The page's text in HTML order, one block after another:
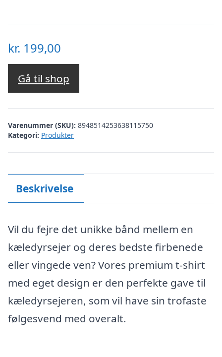
kr. 199,00
Gå til shop
Varenummer (SKU): 8948514253638115750
Kategori: Produkter
Beskrivelse
Vil du fejre det unikke bånd mellem en
kæledyrsejer og deres bedste firbenede
eller vingede ven? Vores premium t-shirt
med eget design er den perfekte gave til
kæledyrsejeren, som vil have sin trofaste
følgesvend med overalt.